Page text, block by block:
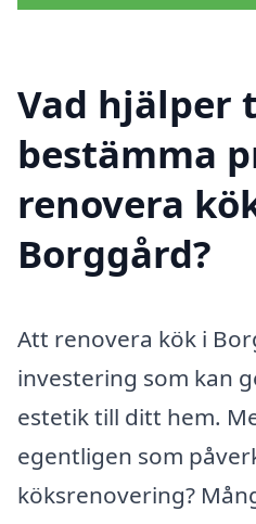
Vad hjälper
bestämma
renovera
Borggård?
Att renovera kök i
investering som kan
estetik till ditt hem.
egentligen som
köksrenovering?